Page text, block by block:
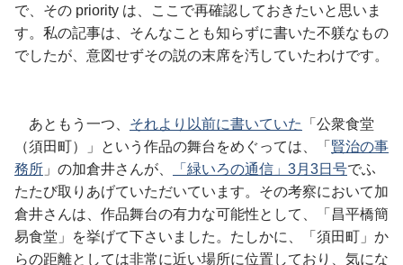
で、その priority は、ここで再確認しておきたいと思いま
す。私の記事は、そんなことも知らずに書いた不躾なもの
でしたが、意図せずその説の末席を汚していたわけです。
あともう一つ、 それより以前に書いていた
「公衆食堂
（須田町）」という作品の舞台をめぐっては、「 賢治の事
務所 」の加倉井さんが、 「緑いろの通信」3月3日号でふ
たたび取りあげていただいています。その考察において加
倉井さんは、作品舞台の有力な可能性として、「昌平橋簡
易食堂」を挙げて下さいました。たしかに、「須田町」か
らの距離としては非常に近い場所に位置しており、気にな